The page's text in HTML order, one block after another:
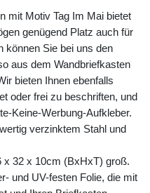
mit Motiv Tag Im Mai bietet
genügend Platz auch für
können Sie bei uns den
aus dem Wandbriefkasten
bieten Ihnen ebenfalls
oder frei zu beschriften, und
Keine-Werbung-Aufkleber.
verzinktem Stahl und
x 32 x 10cm (BxHxT) groß.
und UV-festen Folie, die mit